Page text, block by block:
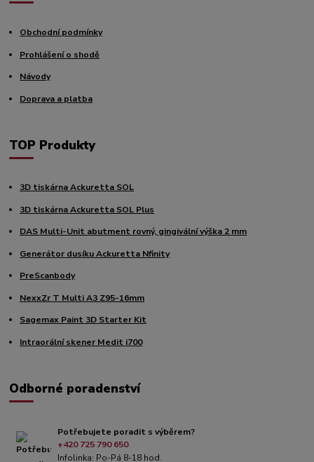
Obchodní podmínky
Prohlášení o shodě
Návody
Doprava a platba
TOP Produkty
3D tiskárna Ackuretta SOL
3D tiskárna Ackuretta SOL Plus
DAS Multi-Unit abutment rovný, gingivální výška 2 mm
Generátor dusíku Ackuretta Nfinity
PreScanbody
NexxZr T Multi A3 Z95-16mm
Sagemax Paint 3D Starter Kit
Intraorální skener Medit i700
Odborné poradenství
Potřebujete poradit s výběrem?
+420 725 790 650
Infolinka: Po-Pá 8-18 hod.